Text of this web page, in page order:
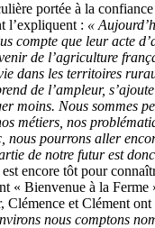
portée à la
l’expliquent : «
compte que leur acte
de l’agriculture
dans les territoires
de l’ampleur,
moins. Nous sommes
métiers, nos
nous pourrons aller
de notre futur est
encore tôt pour
« Bienvenue à la Ferme
Clémence et Clément ont
nous comptons